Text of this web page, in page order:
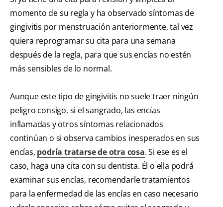
momento de su regla y ha observado síntomas de
gingivitis por menstruación anteriormente, tal vez
quiera reprogramar su cita para una semana
después de la regla, para que sus encías no estén
más sensibles de lo normal.
Aunque este tipo de gingivitis no suele traer ningún
peligro consigo, si el sangrado, las encías
inflamadas y otros síntomas relacionados
continúan o si observa cambios inesperados en sus
encías, podría tratarse de otra cosa. Si ese es el
caso, haga una cita con su dentista. Él o ella podrá
examinar sus encías, recomendarle tratamientos
para la enfermedad de las encías en caso necesario